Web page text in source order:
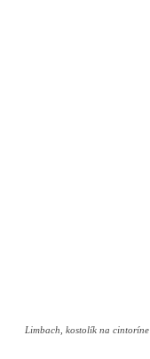
Limbach, kostolík na cintoríne